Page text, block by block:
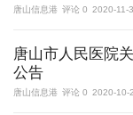
唐山信息港 评论 0 2020-11-
唐山市人民医院
公告
唐山信息港 评论 0 2020-10-